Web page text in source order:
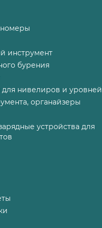
инструмент
бурения
нивелиров и уровней
органайзеры
устройства для